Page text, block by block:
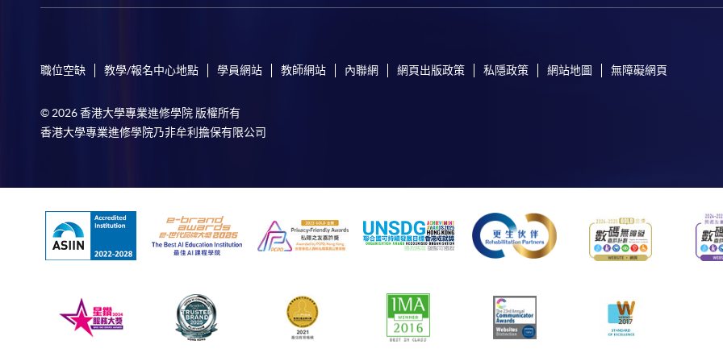
職位空缺 教學/報名中心地點 學員網站 教師網站 內聯網 網頁出版政策 私隱政策 網站地圖 無障礙網頁
© 2026 香港大學專業進修學院 版權所有
香港大學專業進修學院乃非牟利擔保有限公司